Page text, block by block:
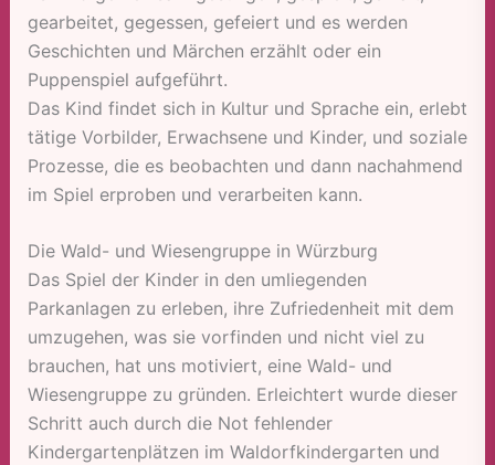
gearbeitet, gegessen, gefeiert und es werden
Geschichten und Märchen erzählt oder ein
Puppenspiel aufgeführt.
Das Kind findet sich in Kultur und Sprache ein, erlebt
tätige Vorbilder, Erwachsene und Kinder, und soziale
Prozesse, die es beobachten und dann nachahmend
im Spiel erproben und verarbeiten kann.
Die Wald- und Wiesengruppe in Würzburg
Das Spiel der Kinder in den umliegenden
Parkanlagen zu erleben, ihre Zufriedenheit mit dem
umzugehen, was sie vorfinden und nicht viel zu
brauchen, hat uns motiviert, eine Wald- und
Wiesengruppe zu gründen. Erleichtert wurde dieser
Schritt auch durch die Not fehlender
Kindergartenplätzen im Waldorfkindergarten und